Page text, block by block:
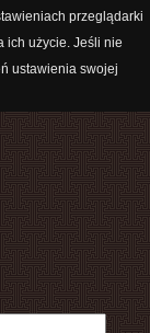
przeglądarki
ich użycie. Jeśli nie
ustawienia swojej